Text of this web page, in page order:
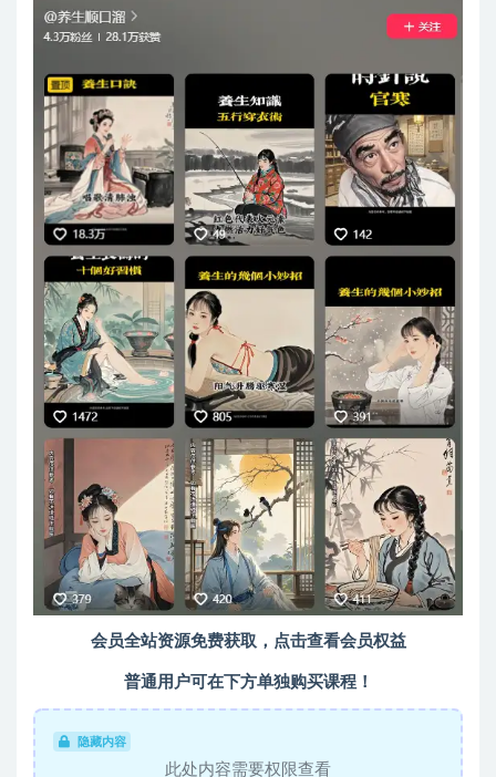
会员全站资源免费获取，点击查看会员权益
普通用户可在下方单独购买课程！
隐藏内容
此处内容需要权限查看